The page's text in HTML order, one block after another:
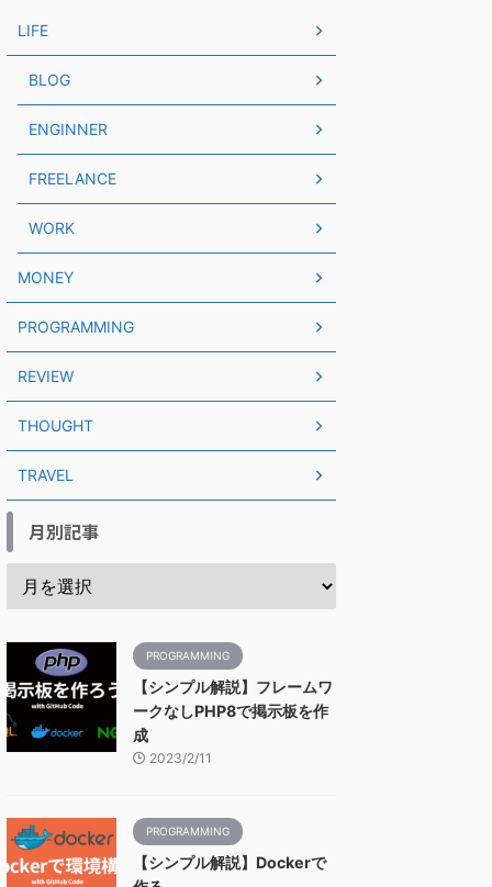
LIFE
BLOG
ENGINNER
FREELANCE
WORK
MONEY
PROGRAMMING
REVIEW
THOUGHT
TRAVEL
月別記事
PROGRAMMING
【シンプル解説】フレームワ
ークなしPHP8で掲示板を作
成
2023/2/11
PROGRAMMING
【シンプル解説】Dockerで